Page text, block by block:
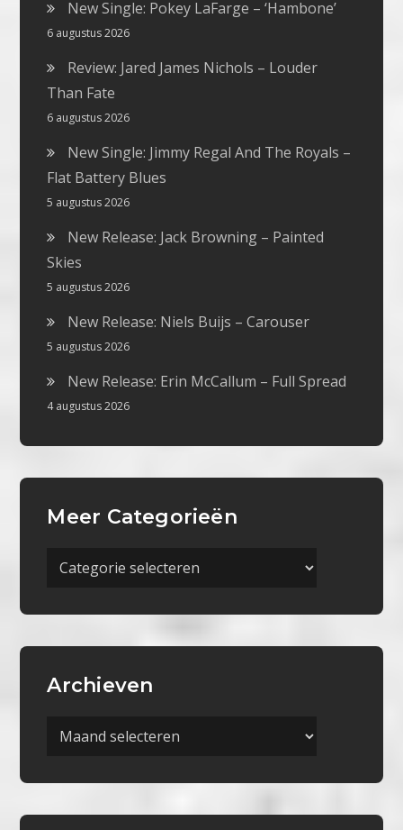
New Single: Pokey LaFarge – ‘Hambone’
6 augustus 2026
Review: Jared James Nichols – Louder
Than Fate
6 augustus 2026
New Single: Jimmy Regal And The Royals –
Flat Battery Blues
5 augustus 2026
New Release: Jack Browning – Painted
Skies
5 augustus 2026
New Release: Niels Buijs – Carouser
5 augustus 2026
New Release: Erin McCallum – Full Spread
4 augustus 2026
Meer Categorieën
Meer
Archieven
Archieven